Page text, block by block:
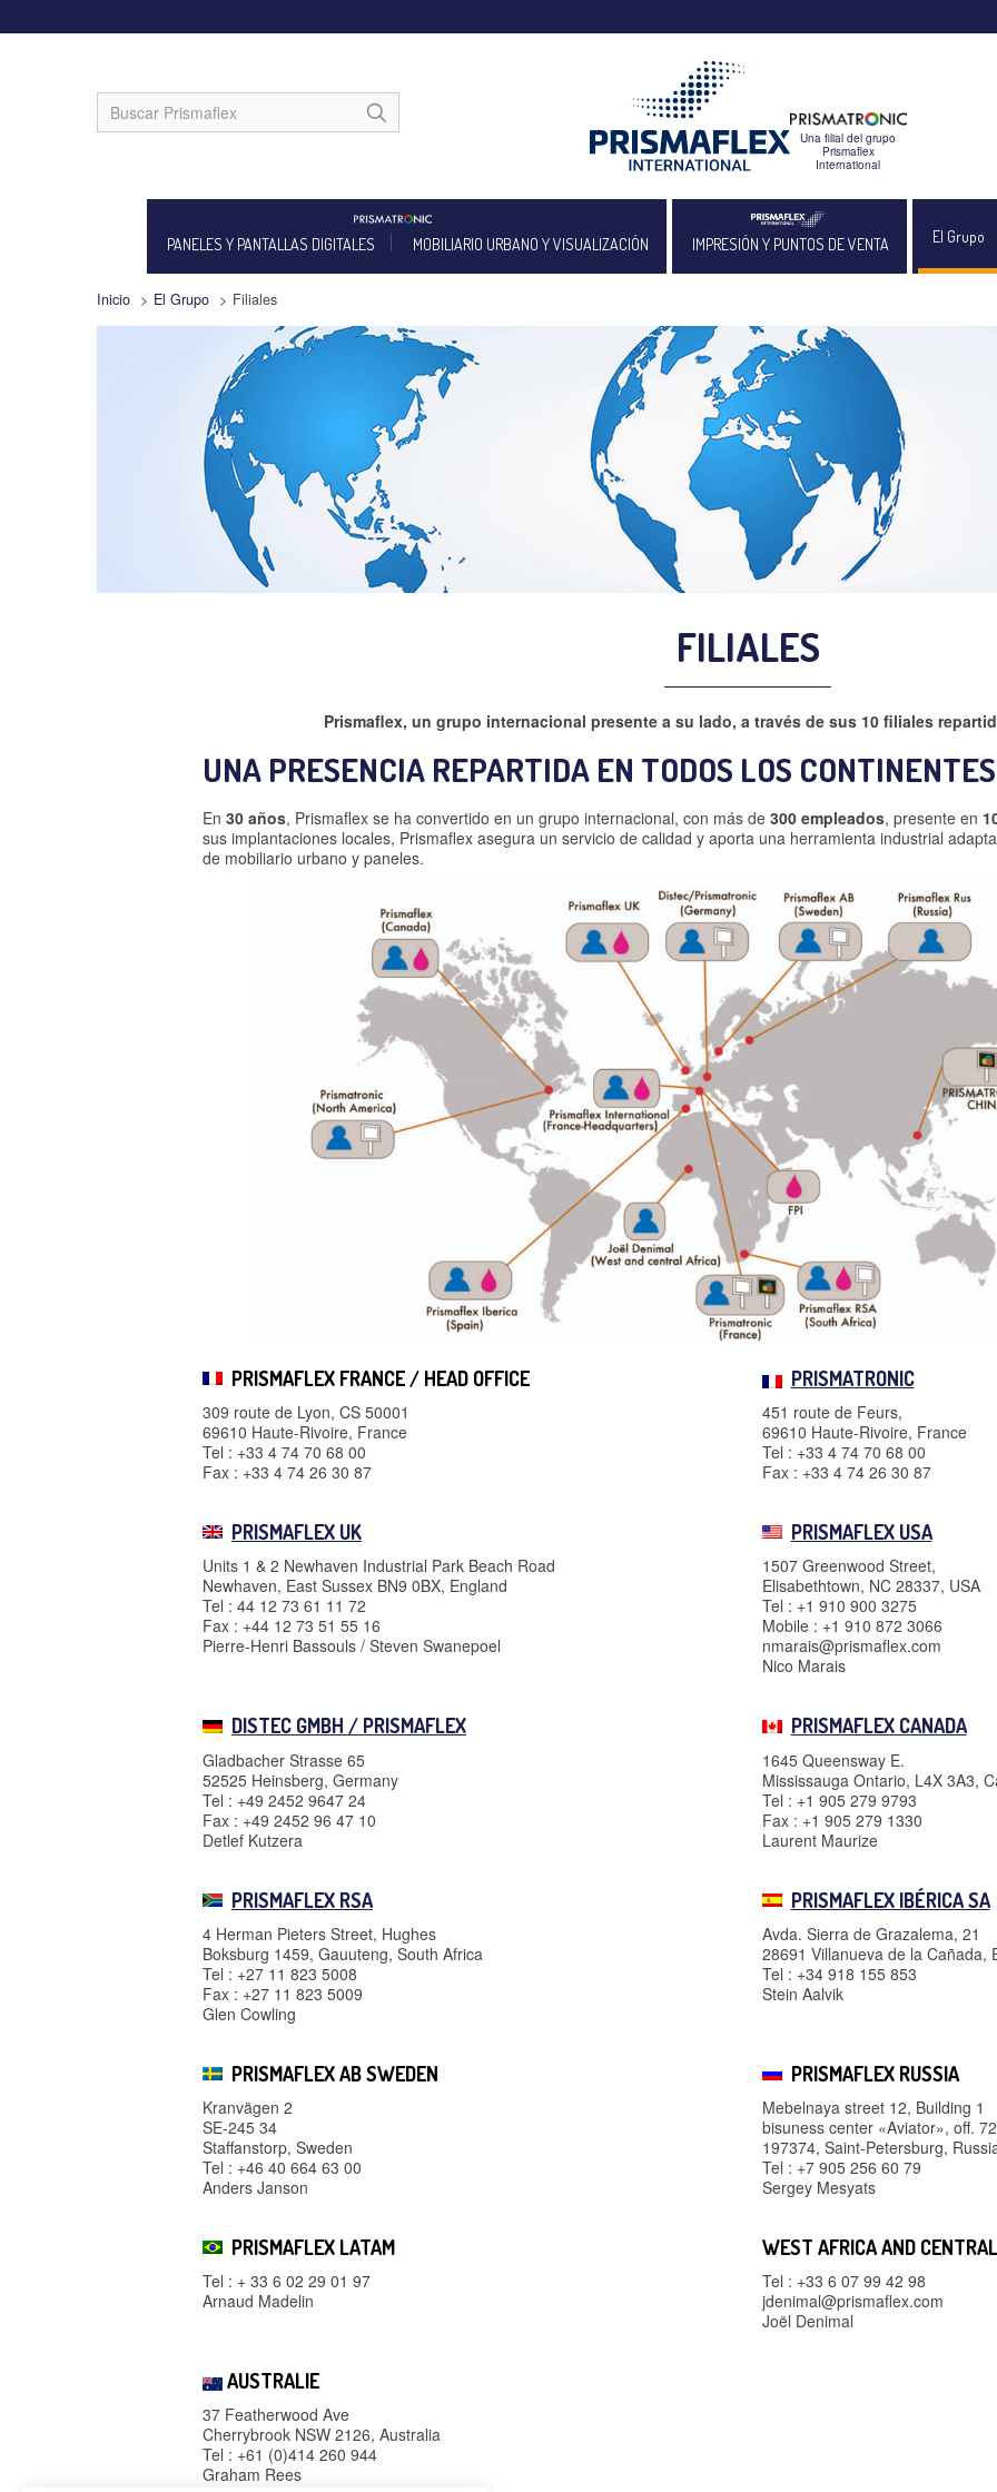
PANELES Y PANTALLAS DIGITALES MOBILIARIO URBANO Y VISUALIZACIÓN IMPRESIÓN Y PUNTOS DE VENTA El Grupo
Inicio > El Grupo > Filiales
FILIALES
Prismaflex, un grupo internacional presente a su lado, a través de sus 10 filiales
UNA PRESENCIA REPARTIDA EN TODOS LOS CONTINENTES
En 30 años, Prismaflex se ha convertido en un grupo internacional, con más de 300 empleados, presente en
sus implantaciones locales, Prismaflex asegura un servicio de calidad y aporta una herramienta industrial
de mobiliario urbano y paneles.
PRISMAFLEX FRANCE / HEAD OFFICE
309 route de Lyon, CS 50001
69610 Haute-Rivoire, France
Tel : +33 4 74 70 68 00
Fax : +33 4 74 26 30 87
PRISMATRONIC
451 route de Feurs,
69610 Haute-Rivoire, France
Tel : +33 4 74 70 68 00
Fax : +33 4 74 26 30 87
PRISMAFLEX UK
Units 1 & 2 Newhaven Industrial Park Beach Road
Newhaven, East Sussex BN9 0BX, England
Tel : 44 12 73 61 11 72
Fax : +44 12 73 51 55 16
Pierre-Henri Bassouls / Steven Swanepoel
PRISMAFLEX USA
1507 Greenwood Street,
Elisabethtown, NC 28337, USA
Tel : +1 910 900 3275
Mobile : +1 910 872 3066
nmarais@prismaflex.com
Nico Marais
DISTEC GMBH / PRISMAFLEX
Gladbacher Strasse 65
52525 Heinsberg, Germany
Tel : +49 2452 9647 24
Fax : +49 2452 96 47 10
Detlef Kutzera
PRISMAFLEX CANADA
1645 Queensway E.
Mississauga Ontario, L4X 3A3,
Tel : +1 905 279 9793
Fax : +1 905 279 1330
Laurent Maurize
PRISMAFLEX RSA
4 Herman Pieters Street, Hughes
Boksburg 1459, Gauuteng, South Africa
Tel : +27 11 823 5008
Fax : +27 11 823 5009
Glen Cowling
PRISMAFLEX IBÉRICA SA
Avda. Sierra de Grazalema, 21
28691 Villanueva de la Cañada,
Tel : +34 918 155 853
Stein Aalvik
PRISMAFLEX AB SWEDEN
Kranvägen 2
SE-245 34
Staffanstorp, Sweden
Tel : +46 40 664 63 00
Anders Janson
PRISMAFLEX RUSSIA
Mebelnaya street 12, Building 1
bisuness center «Aviator», off.
197374, Saint-Petersburg,
Tel : +7 905 256 60 79
Sergey Mesyats
PRISMAFLEX LATAM
Tel : + 33 6 02 29 01 97
Arnaud Madelin
WEST AFRICA AND
Tel : +33 6 07 99 42 98
jdenimal@prismaflex.com
Joël Denimal
AUSTRALIE
37 Featherwood Ave
Cherrybrook NSW 2126, Australia
Tel : +61 (0)414 260 944
Graham Rees